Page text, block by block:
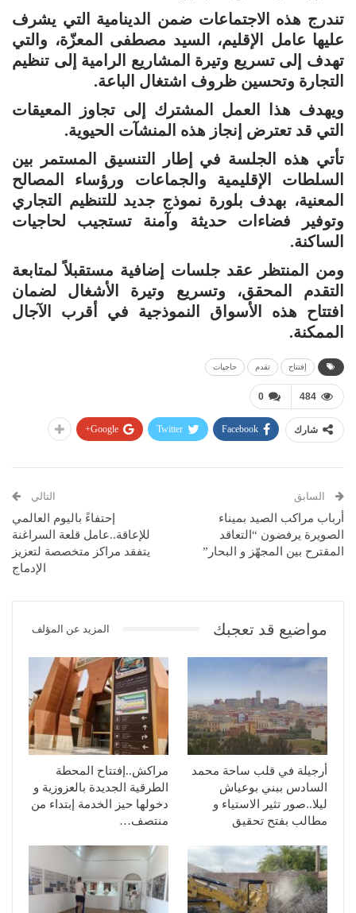
تندرج هذه الاجتماعات ضمن الدينامية التي يشرف
عليها عامل الإقليم، السيد مصطفى المعزّة، والتي
تهدف إلى تسريع وتيرة المشاريع الرامية إلى تنظيم
التجارة وتحسين ظروف اشتغال الباعة.
ويهدف هذا العمل المشترك إلى تجاوز المعيقات
التي قد تعترض إنجاز هذه المنشآت الحيوية.
تأتي هذه الجلسة في إطار التنسيق المستمر بين
السلطات الإقليمية والجماعات ورؤساء المصالح
المعنية، بهدف بلورة نموذج جديد للتنظيم التجاري
وتوفير فضاءات حديثة وآمنة تستجيب لحاجيات
الساكنة.
ومن المنتظر عقد جلسات إضافية مستقبلاً لمتابعة
التقدم المحقق، وتسريع وتيرة الأشغال لضمان
افتتاح هذه الأسواق النموذجية في أقرب الآجال
الممكنة.
إفتتاح تقدم حاجيات
0 484
شارك Facebook
Twitter
Google+
السابق
أرباب مراكب الصيد بميناء
الصويرة يرفضون “التعاقد
المقترح بين المجهّز و البحار”
التالي
إحتفاءً باليوم العالمي
للإعاقة..عامل قلعة السراغنة
يتفقد مراكز متخصصة لتعزيز
الإدماج
مواضيع قد تعجبك المزيد عن المؤلف
أرجيلة في قلب ساحة محمد
السادس ببني بوعياش
ليلا..صور تثير الاستياء و
مطالب بفتح تحقيق
مراكش..إفتتاح المحطة
الطرقية الجديدة بالعزوزية و
دخولها حيز الخدمة إبتداء من
منتصف…